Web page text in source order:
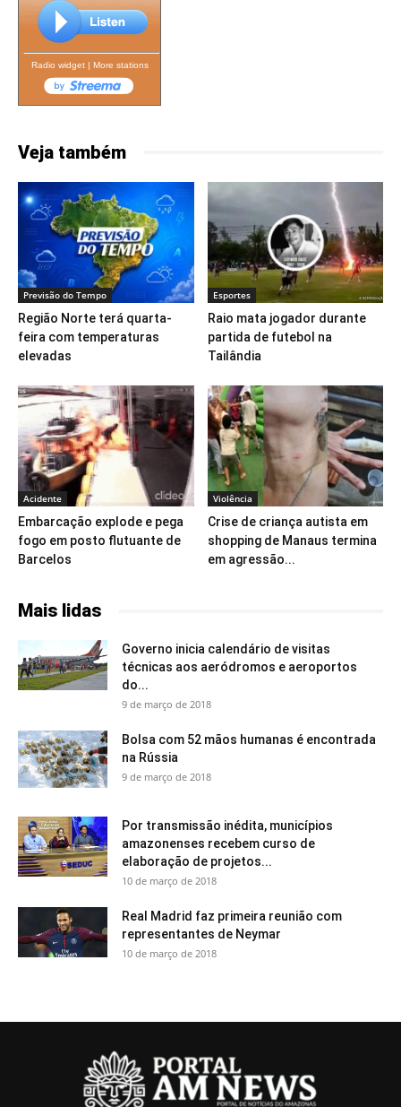
Radio widget| More stations
Veja também
Previsão do Tempo
Região Norte terá quarta-
feira com temperaturas
elevadas
Esportes
Raio mata jogador durante
partida de futebol na
Tailândia
Acidente
Embarcação explode e pega
fogo em posto flutuante de
Barcelos
Violência
Crise de criança autista em
shopping de Manaus termina
em agressão...
Mais lidas
Governo inicia calendário de visitas
técnicas aos aeródromos e aeroportos
do...
9 de março de 2018
Bolsa com 52 mãos humanas é encontrada
na Rússia
9 de março de 2018
Por transmissão inédita, municípios
amazonenses recebem curso de
elaboração de projetos...
10 de março de 2018
Real Madrid faz primeira reunião com
representantes de Neymar
10 de março de 2018